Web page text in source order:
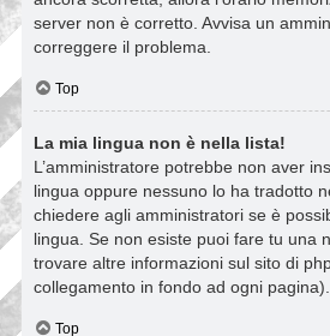
server non è corretto. Avvisa un
correggere il problema.
Top
La mia lingua non è nella lista!
L’amministratore potrebbe non aver
lingua oppure nessuno lo ha tradotto
chiedere agli amministratori se è
lingua. Se non esiste puoi fare tu una
trovare altre informazioni sul sito di
collegamento in fondo ad ogni pagina).
Top